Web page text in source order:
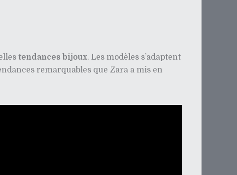
tendances bijoux. Les modèles s’adaptent
remarquables que Zara a mis en